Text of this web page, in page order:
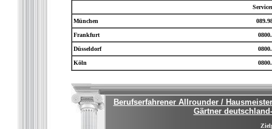
München
Frankfurt
Düsseldorf
Köln
Berufserfahrener Allrounder /
Gärtner